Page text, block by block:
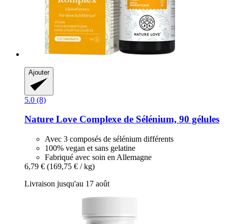
Ajouter
5.0 (8)
Nature Love Complexe de Sélénium, 90 gélules
Avec 3 composés de sélénium différents
100% vegan et sans gelatine
Fabriqué avec soin en Allemagne
6,79 € (169,75 € / kg)
Livraison jusqu'au 17 août